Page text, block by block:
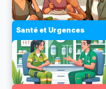
Santé et Urgences